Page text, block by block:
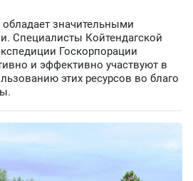
обладает значительными
Специалисты Койтендагской
Госкорпорации
и эффективно участвуют в
этих ресурсов во благо